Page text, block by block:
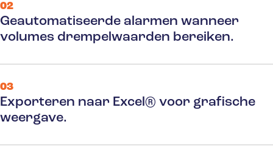
02
Geautomatiseerde alarmen wanneer
volumes drempelwaarden bereiken.
03
Exporteren naar Excel® voor grafische
weergave.